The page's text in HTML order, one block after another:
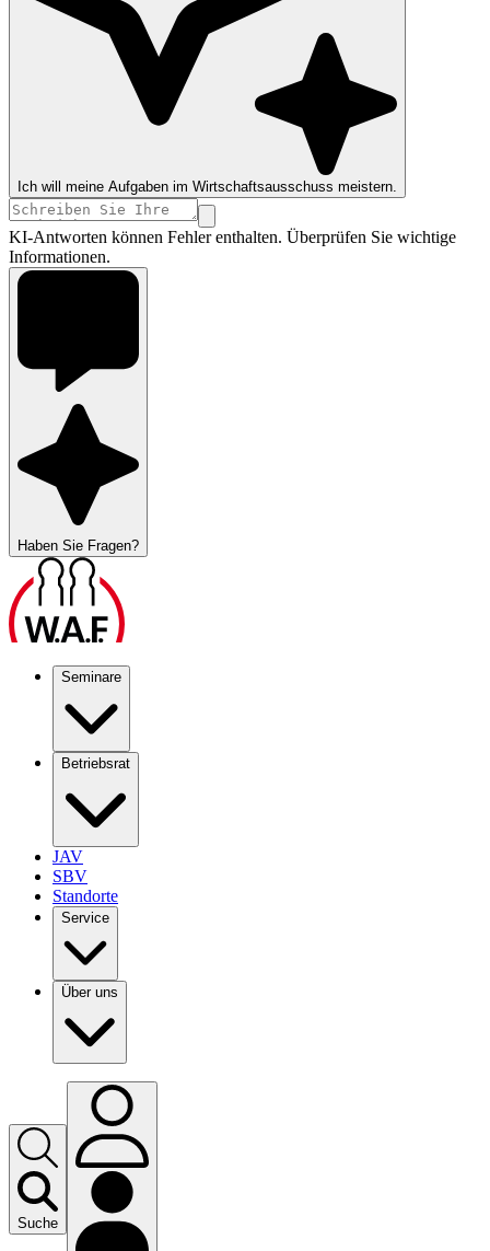
Ich will meine Aufgaben im Wirtschaftsausschuss meistern.
KI-Antworten können Fehler enthalten. Überprüfen Sie wichtige
Informationen.
Haben Sie Fragen?
Seminare
Betriebsrat
JAV
SBV
Standorte
Service
Über uns
Suche